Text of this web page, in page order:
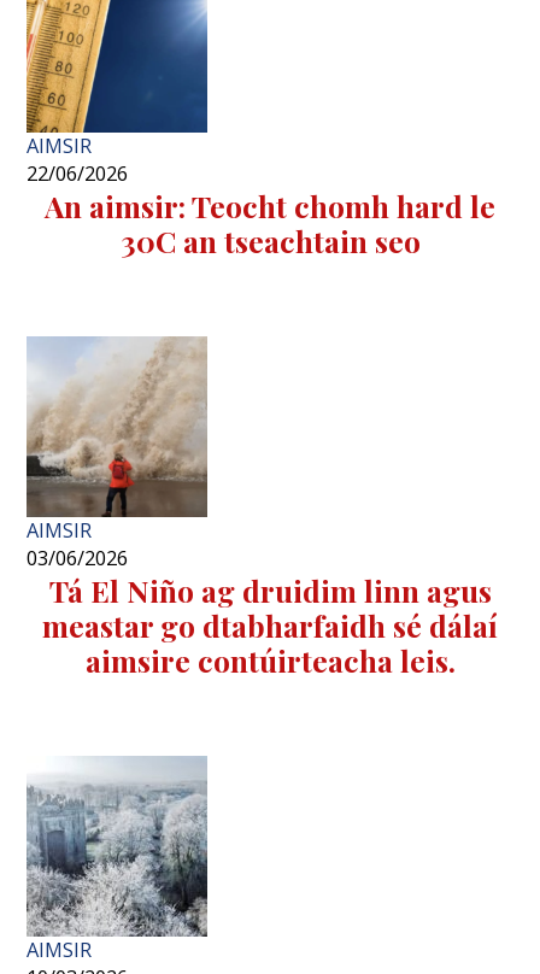
AIMSIR
22/06/2026
An aimsir: Teocht chomh hard le
30C an tseachtain seo
AIMSIR
03/06/2026
Tá El Niño ag druidim linn agus
meastar go dtabharfaidh sé dálaí
aimsire contúirteacha leis.
AIMSIR